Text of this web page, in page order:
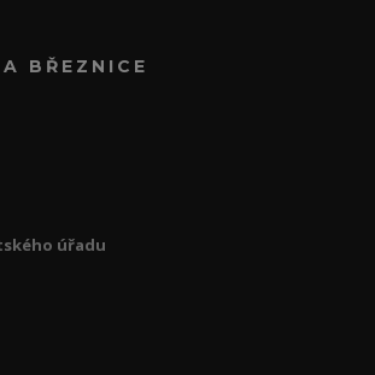
BŘEZNICE
úřadu